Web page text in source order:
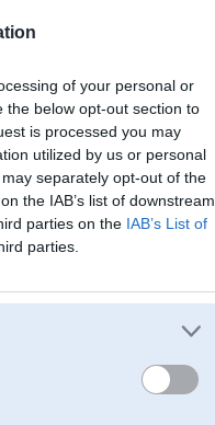
of your personal or
the below opt-out section to
is processed you may
utilized by us or personal
separately opt-out of the
the IAB’s list of downstream
parties on the IAB’s List of
parties.